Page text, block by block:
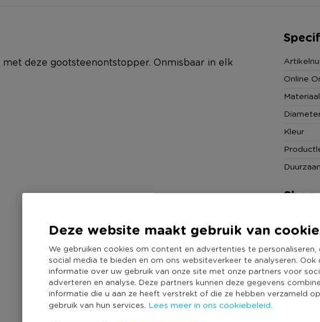
Deze website maakt gebruik van
We gebruiken cookies om content en advertenties te
social media te bieden en om ons websiteverkeer te analyseren. Ook
informatie over uw gebruik van onze site met onze partners voor
adverteren en analyse. Deze partners kunnen deze gegevens
informatie die u aan ze heeft verstrekt of die ze hebben verzameld
gebruik van hun services. Lees meer in ons cookiebeleid.
deze gootsteenontstopper. Onmisbaar in elk
Online
Materiaal
Kleur
Shop